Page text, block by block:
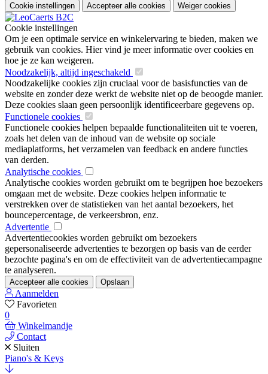
Cookie instellingen Accepteer alle cookies Weiger cookies
Cookie instellingen
Om je een optimale service en winkelervaring te bieden, maken we
gebruik van cookies. Hier vind je meer informatie over cookies en
hoe je ze kan weigeren.
Noodzakelijk, altijd ingeschakeld
Noodzakelijke cookies zijn cruciaal voor de basisfuncties van de
website en zonder deze werkt de website niet op de beoogde manier.
Deze cookies slaan geen persoonlijk identificeerbare gegevens op.
Functionele cookies
Functionele cookies helpen bepaalde functionaliteiten uit te voeren,
zoals het delen van de inhoud van de website op sociale
mediaplatforms, het verzamelen van feedback en andere functies
van derden.
Analytische cookies
Analytische cookies worden gebruikt om te begrijpen hoe bezoekers
omgaan met de website. Deze cookies helpen informatie te
verstrekken over de statistieken van het aantal bezoekers, het
bouncepercentage, de verkeersbron, enz.
Advertentie
Advertentiecookies worden gebruikt om bezoekers
gepersonaliseerde advertenties te bezorgen op basis van de eerder
bezochte pagina's en om de effectiviteit van de advertentiecampagne
te analyseren.
Accepteer alle cookies Opslaan
Aanmelden
Favorieten
0
Winkelmandje
Contact
Sluiten
Piano's & Keys